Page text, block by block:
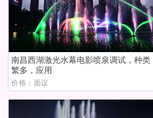
南昌西湖激光水幕电影喷泉调试，种类
繁多，应用
价格：面议